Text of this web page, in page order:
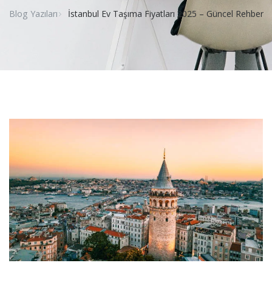
Blog Yazıları İstanbul Ev Taşıma Fiyatları 2025 – Güncel Rehber